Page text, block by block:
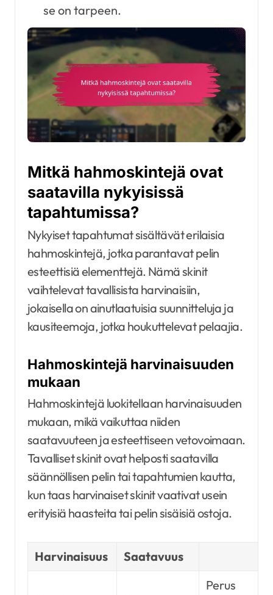
se on tarpeen.
Mitkä hahmoskintejä ovat
saatavilla nykyisissä
tapahtumissa?
Nykyiset tapahtumat sisältävät erilaisia
hahmoskintejä, jotka parantavat pelin
esteettisiä elementtejä. Nämä skinit
vaihtelevat tavallisista harvinaisiin,
jokaisella on ainutlaatuisia suunnitteluja ja
kausiteemoja, jotka houkuttelevat pelaajia.
Hahmoskintejä harvinaisuuden
mukaan
Hahmoskintejä luokitellaan harvinaisuuden
mukaan, mikä vaikuttaa niiden
saatavuuteen ja esteettiseen vetovoimaan.
Tavalliset skinit ovat helposti saatavilla
säännöllisen pelin tai tapahtumien kautta,
kun taas harvinaiset skinit vaativat usein
erityisiä haasteita tai pelin sisäisiä ostoja.
Harvinaisuus Saatavuus
Perus